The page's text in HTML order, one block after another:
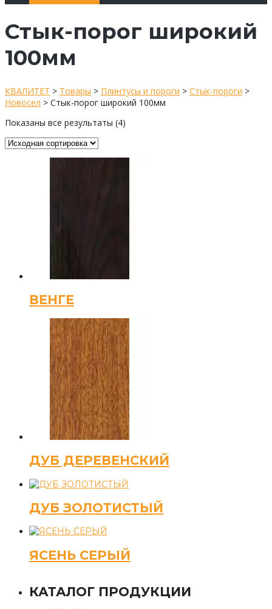
Стык-порог широкий
100мм
КВАЛИТЕТ > Товары > Плинтусы и пороги > Стык-пороги >
Новосел > Стык-порог широкий 100мм
Показаны все результаты (4)
ВЕНГЕ
ДУБ ДЕРЕВЕНСКИЙ
ДУБ ЗОЛОТИСТЫЙ
ЯСЕНЬ СЕРЫЙ
КАТАЛОГ ПРОДУКЦИИ